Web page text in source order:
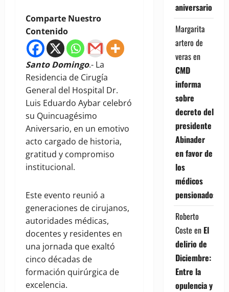
Comparte Nuestro
Contenido
Santo Domingo.- La
Residencia de Cirugía
General del Hospital Dr.
Luis Eduardo Aybar celebró
su Quincuagésimo
Aniversario, en un emotivo
acto cargado de historia,
gratitud y compromiso
institucional.
Este evento reunió a
generaciones de cirujanos,
autoridades médicas,
docentes y residentes en
una jornada que exaltó
cinco décadas de
formación quirúrgica de
excelencia.
aniversario
Margarita
artero de
verasen
CMD
informa
sobre
decreto del
presidente
Abinader
en favor de
los
médicos
pensionados
Roberto
Coste en El
delirio de
Diciembre:
Entre la
opulencia y